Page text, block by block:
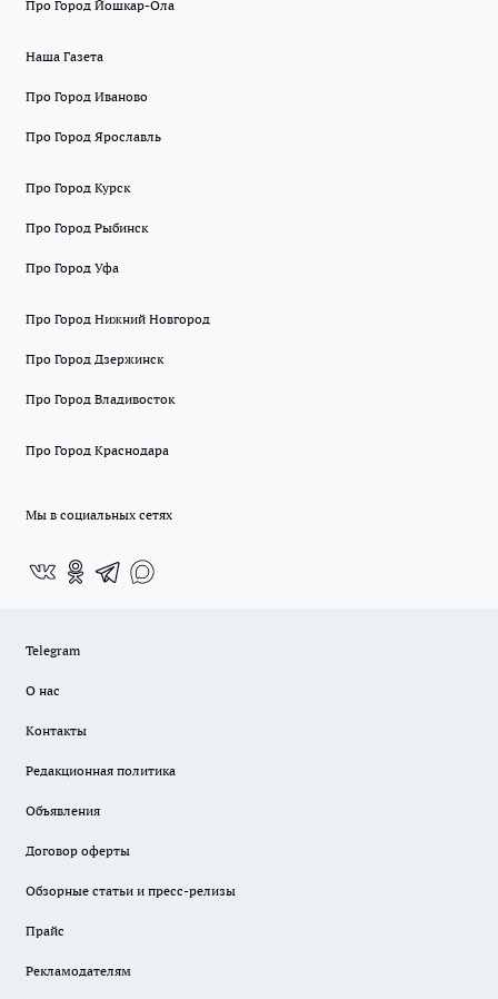
Про Город Йошкар-Ола
Наша Газета
Про Город Иваново
Про Город Ярославль
Про Город Курск
Про Город Рыбинск
Про Город Уфа
Про Город Нижний Новгород
Про Город Дзержинск
Про Город Владивосток
Про Город Краснодара
Мы в социальных сетях
Telegram
О нас
Контакты
Редакционная политика
Объявления
Договор оферты
Обзорные статьи и пресс-релизы
Прайс
Рекламодателям